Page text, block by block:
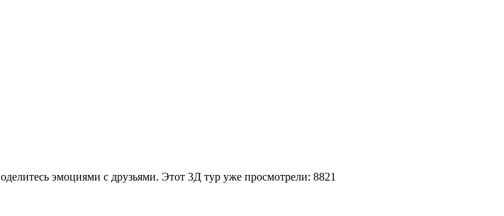
эмоциями с друзьями. Этот 3Д тур уже просмотрели: 8821